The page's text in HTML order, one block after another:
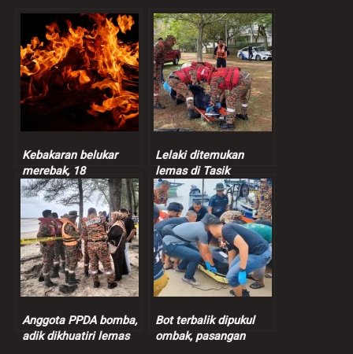
Kebakaran belukar
merebak, 18
kenderaan terbakar di
Johor Bahru
Lelaki ditemukan
lemas di Tasik
Putrajaya
Anggota PPDA bomba,
adik dikhuatiri lemas
Bot terbalik dipukul
ombak, pasangan